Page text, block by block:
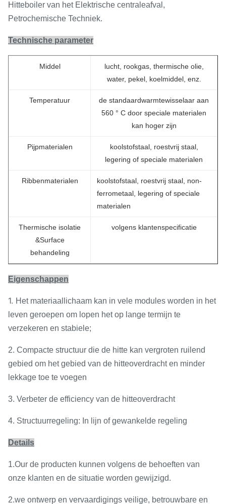
Hitteboiler van het Elektrische centraleafval,
Petrochemische Techniek.
Technische parameter
Middel
lucht, rookgas, thermische olie,
water, pekel, koelmiddel, enz.
Temperatuur
de standaardwarmtewisselaar aan
560 ° C door speciale materialen
kan hoger zijn
Pijpmaterialen
koolstofstaal, roestvrij staal,
legering of speciale materialen
Ribbenmaterialen
koolstofstaal, roestvrij staal, non-
ferrometaal, legering of speciale
materialen
Thermische isolatie
&Surface
behandeling
volgens klantenspecificatie
Eigenschappen
1. Het materiaallichaam kan in vele modules worden in het
leven geroepen om lopen het op lange termijn te
verzekeren en stabiele;
2. Compacte structuur die de hitte kan vergroten ruilend
gebied om het gebied van de hitteoverdracht en minder
lekkage toe te voegen
3. Verbeter de efficiency van de hitteoverdracht
4. Structuurregeling: In lijn of gewankelde regeling
Details
1.Our de producten kunnen volgens de behoeften van
onze klanten en de situatie worden gewijzigd.
2.we ontwerp en vervaardigings veilige, betrouwbare en